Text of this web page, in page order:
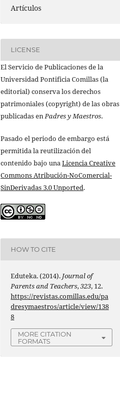
Artículos
LICENSE
El Servicio de Publicaciones de la
Universidad Pontificia Comillas (la
editorial) conserva los derechos
patrimoniales (copyright) de las obras
publicadas enPadres y Maestros.
Pasado el periodo de embargo está
permitida la reutilización del
contenido bajo unaLicencia Creative
Commons Atribución-NoComercial-
SinDerivadas 3.0 Unported.
HOW TO CITE
Eduteka. (2014). Journal of
Parents and Teachers,323, 12.
https://revistas.comillas.edu/pa
dresymaestros/article/view/138
8
MORE CITATION
FORMATS